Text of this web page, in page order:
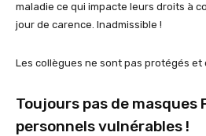
maladie ce qui impacte leurs droits à
jour de carence. Inadmissible !
Les collègues ne sont pas protégés et
Toujours pas de masques
personnels vulnérables !